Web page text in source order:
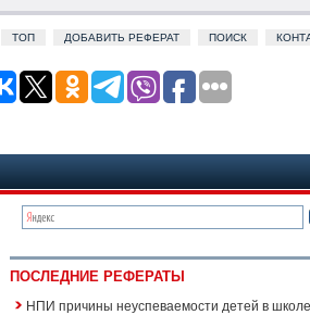
ТОП ДОБАВИТЬ РЕФЕРАТ ПОИСК
ПОСЛЕДНИЕ РЕФЕРАТЫ
НПИ причины неуспеваемости детей в школе